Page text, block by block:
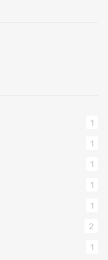
1
1
1
1
1
2
1